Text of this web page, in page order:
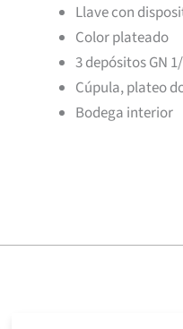
Llave con
Color plateado
3 depósitos GN
Cúpula, plateo
Bodega interior